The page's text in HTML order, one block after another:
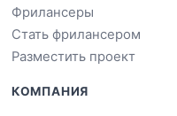
Фрилансеры
Стать фрилансером
Разместить проект
КОМПАНИЯ